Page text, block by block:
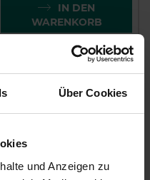
Über Cookies
und Anzeigen zu
IN DEN
WARENKORB